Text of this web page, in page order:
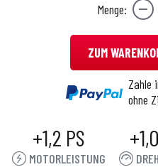
Menge:
ZUM
Zahle
ohne
+1,2 PS
MOTORLEISTUNG